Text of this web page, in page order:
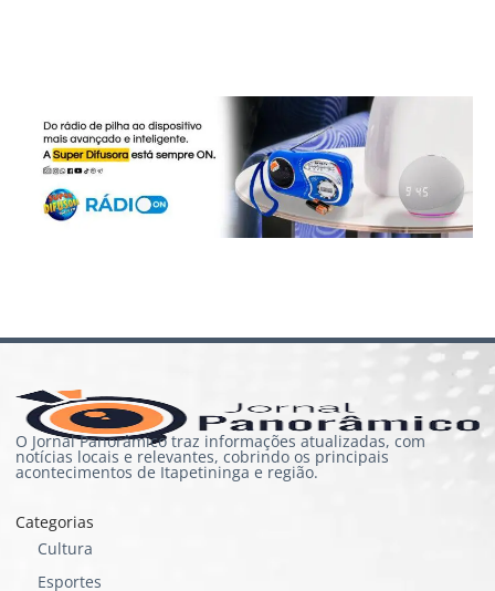
O Jornal Panorâmico traz informações atualizadas, com
notícias locais e relevantes, cobrindo os principais
acontecimentos de Itapetininga e região.
Categorias
Cultura
Esportes